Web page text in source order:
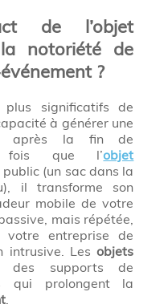
de l’objet
notoriété de
?
plus significatifs de
à générer une
après la fin de
fois que l’objet
(un sac dans la
il transforme son
mobile de votre
mais répétée,
entreprise de
intrusive. Lesobjets
des supports de
qui prolongent la
.